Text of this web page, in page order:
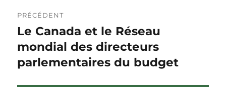
de
l'article
PRÉCÉDENT
Article
précédent :
Le Canada et le Réseau
mondial des directeurs
parlementaires du budget